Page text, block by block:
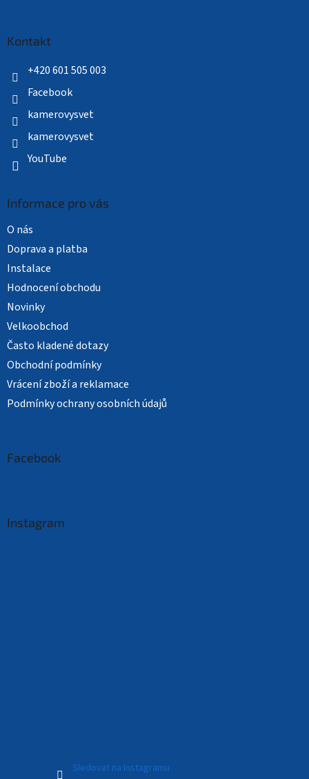
Kontakt
+420 601 505 003
Facebook
kamerovysvet
kamerovysvet
YouTube
Informace pro vás
O nás
Doprava a platba
Instalace
Hodnocení obchodu
Novinky
Velkoobchod
Často kladené dotazy
Obchodní podmínky
Vrácení zboží a reklamace
Podmínky ochrany osobních údajů
Facebook
Instagram
Sledovat na Instagramu